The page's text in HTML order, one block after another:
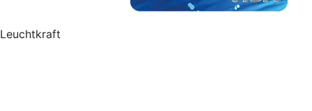
Leuchtkraft